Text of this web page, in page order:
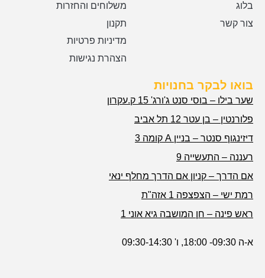
בלוג
צור קשר
משלוחים והחזרות
תקנון
מדיניות פרטיות
הצהרת נגישות
בואו לבקר בחנויות
שער בילו – בוסי סנט ג'ורג' 15 ק.עקרון
פלורנטין – בן עטר 12 תל אביב
דיזינגוף סנטר – בניין A קומה 3
רעננה – התעשייה 9
אם הדרך – קניון אם הדרך מחלף ינאי
רמת ישי – הצפצפה 1 אזה"ת
ראש פינה – חן המושבה גיא אוני 1
א-ה 09:30- 18:00, ו' 09:30-14:30